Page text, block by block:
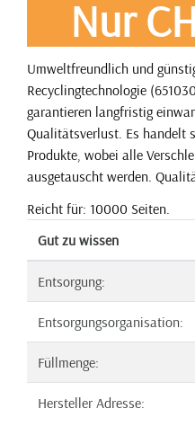
Nur
Umweltfreundlich und
Recyclingtechnologie
garantieren langfristig
Qualitätsverlust. Es handelt
Produkte, wobei alle
ausgetauscht werden.
Reicht für: 10000 Seiten.
Gut zu wissen
Entsorgung:
Entsorgungsorganisation:
Füllmenge:
Hersteller Adresse: